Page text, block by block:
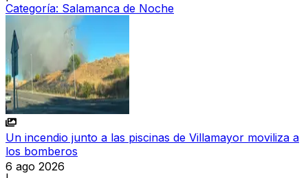
Categoría: Salamanca de Noche
Un incendio junto a las piscinas de Villamayor moviliza a
los bomberos
6 ago 2026